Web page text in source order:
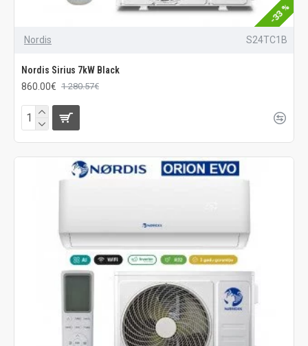
-33 %
Nordis S24TC1B
Nordis Sirius 7kW Black
860.00€ 1 280.57€